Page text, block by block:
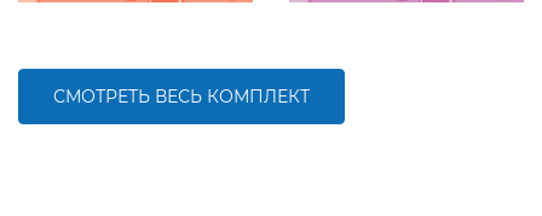
СМОТРЕТЬ ВЕСЬ КОМПЛЕКТ